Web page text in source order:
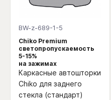
BW-z-689-1-5
Chiko Premium
светопропускаемость
5-15%
на зажимах
Каркасные автошторки
Chiko для заднего
стекла (стандарт)